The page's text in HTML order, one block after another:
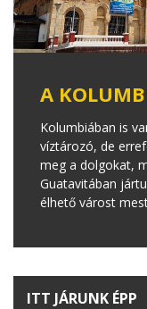
A
Kolumbiában is
víztározó, de
meg a dolgokat,
Guatavitában
élhető várost
ITT JÁRUNK ÉPP